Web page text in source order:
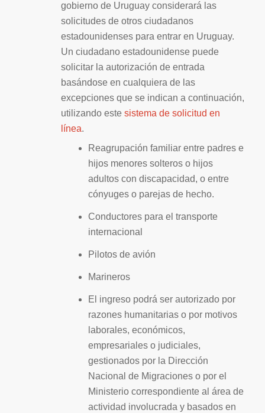
gobierno de Uruguay considerará las
solicitudes de otros ciudadanos
estadounidenses para entrar en Uruguay.
Un ciudadano estadounidense puede
solicitar la autorización de entrada
basándose en cualquiera de las
excepciones que se indican a continuación,
utilizando este sistema de solicitud en
línea.
Reagrupación familiar entre padres e
hijos menores solteros o hijos
adultos con discapacidad, o entre
cónyuges o parejas de hecho.
Conductores para el transporte
internacional
Pilotos de avión
Marineros
El ingreso podrá ser autorizado por
razones humanitarias o por motivos
laborales, económicos,
empresariales o judiciales,
gestionados por la Dirección
Nacional de Migraciones o por el
Ministerio correspondiente al área de
actividad involucrada y basados en